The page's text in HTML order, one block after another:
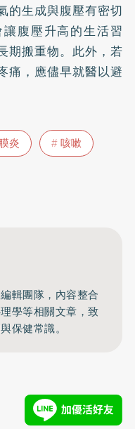
的生成與腹壓有密切
腹壓升高的生活習
期搬重物。此外，若
痛，應儘早就醫以避
炎
咳嗽
輯團隊，內容整合
學等相關文章，致
保健常識。